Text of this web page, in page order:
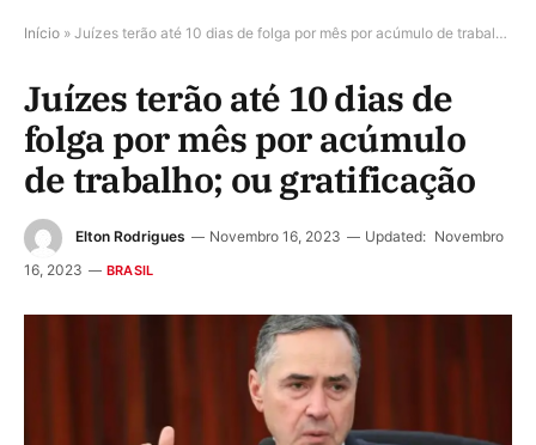
Início » Juízes terão até 10 dias de folga por mês por acúmulo de trabalho; ou gratificação
Juízes terão até 10 dias de
folga por mês por acúmulo
de trabalho; ou gratificação
Elton Rodrigues Novembro 16, 2023 Updated: Novembro
16, 2023
BRASIL